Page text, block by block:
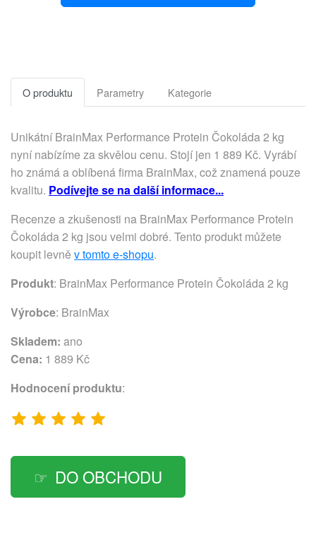
O produktu Parametry Kategorie
Unikátní BrainMax Performance Protein Čokoláda 2 kg
nyní nabízíme za skvělou cenu. Stojí jen 1 889 Kč. Vyrábí
ho známá a oblíbená firma BrainMax, což znamená pouze
kvalitu. Podívejte se na další informace...
Recenze a zkušenosti na BrainMax Performance Protein
Čokoláda 2 kg jsou velmi dobré. Tento produkt můžete
koupit levně v tomto e-shopu.
Produkt: BrainMax Performance Protein Čokoláda 2 kg
Výrobce: BrainMax
Skladem: ano
Cena: 1 889 Kč
Hodnocení produktu:
DO OBCHODU